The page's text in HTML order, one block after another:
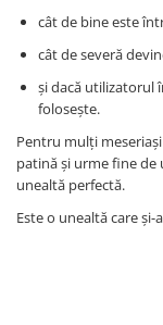
cât de bine este
cât de severă
și dacă utilizatorul
folosește.
Pentru mulți
patină și urme fine de
unealtă perfectă.
Este o unealtă care